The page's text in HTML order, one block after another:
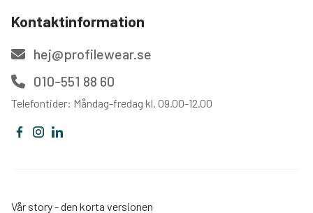
Kontaktinformation
hej@profilewear.se
010-551 88 60
Telefontider: Måndag-fredag kl. 09.00-12.00
Vår story - den korta versionen